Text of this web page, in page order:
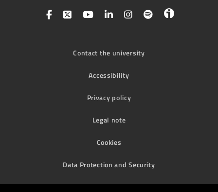
Contact the university
Accessibility
Privacy policy
Legal note
Cookies
Data Protection and Security